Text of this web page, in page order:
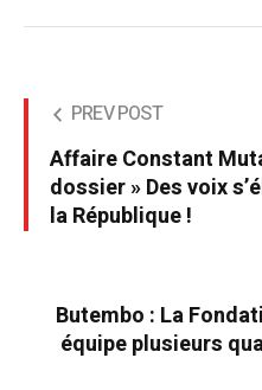
PREV POST
Affaire Constant
dossier » Des voix
la République !
Butembo : La
équipe plusieurs